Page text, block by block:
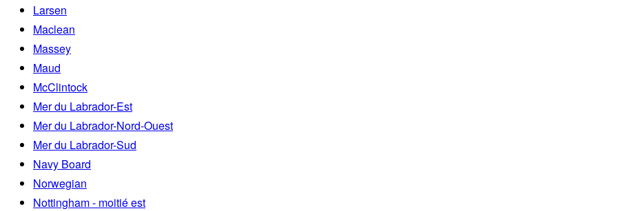
Larsen
Maclean
Massey
Maud
McClintock
Mer du Labrador-Est
Mer du Labrador-Nord-Ouest
Mer du Labrador-Sud
Navy Board
Norwegian
Nottingham - moitié est